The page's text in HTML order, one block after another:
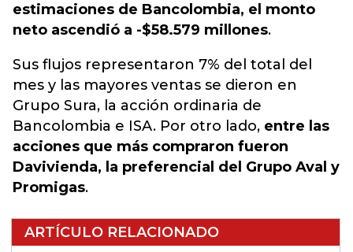
estimaciones de Bancolombia, el monto
neto ascendió a -$58.579 millones.
Sus flujos representaron 7% del total del
mes y las mayores ventas se dieron en
Grupo Sura, la acción ordinaria de
Bancolombia e ISA. Por otro lado, entre las
acciones que más compraron fueron
Davivienda, la preferencial del Grupo Aval y
Promigas.
ARTÍCULO RELACIONADO